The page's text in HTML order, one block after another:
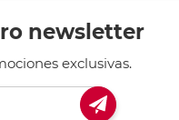
newsletter
exclusivas.